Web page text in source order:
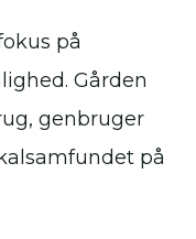
på
Gården
genbruger
på